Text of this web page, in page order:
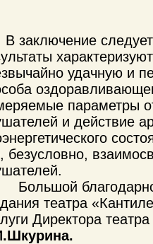
В заключение
удачную и
параметры
и действие
безусловно,
Большой
театра
Директора